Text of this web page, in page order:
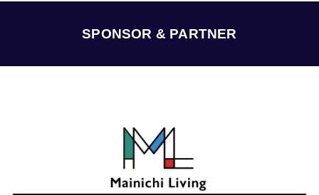
SPONSOR & PARTNER